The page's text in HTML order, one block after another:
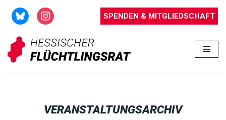
Zum
Inhalt
springen
SPENDEN & MITGLIEDSCHAFT
VERANSTALTUNGSARCHIV